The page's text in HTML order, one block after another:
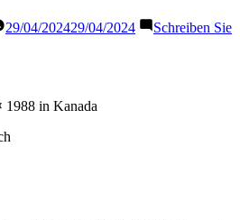
29/04/202429/04/2024
Schreiben Sie
1988 in Kanada